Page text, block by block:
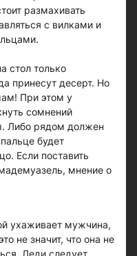
размахивать
с вилками и
стол только
принесут десерт. Но
При этом у
сомнений
Либо рядом должен
будет
Если поставить
мнение о
ухаживает мужчина,
не значит, что она не
Леди следует